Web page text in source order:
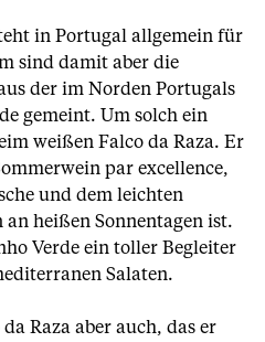
in Portugal allgemein für
sind damit aber die
der im Norden Portugals
gemeint. Um solch ein
weißen Falco da Raza. Er
par excellence,
und dem leichten
an heißen Sonnentagen ist.
Verde ein toller Begleiter
Salaten.
Raza aber auch, das er